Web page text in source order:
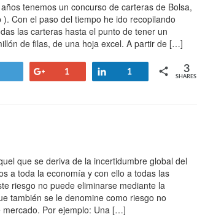
tenemos un concurso de carteras de Bolsa,
Con el paso del tiempo he ido recopilando
las carteras hasta el punto de tener un
de filas, de una hoja excel. A partir de […]
1 Share
1
SHARES
3
que se deriva de la incertidumbre global del
a toda la economía y con ello a todas las
riesgo no puede eliminarse mediante la
también se le denomine como riesgo no
mercado. Por ejemplo: Una […]